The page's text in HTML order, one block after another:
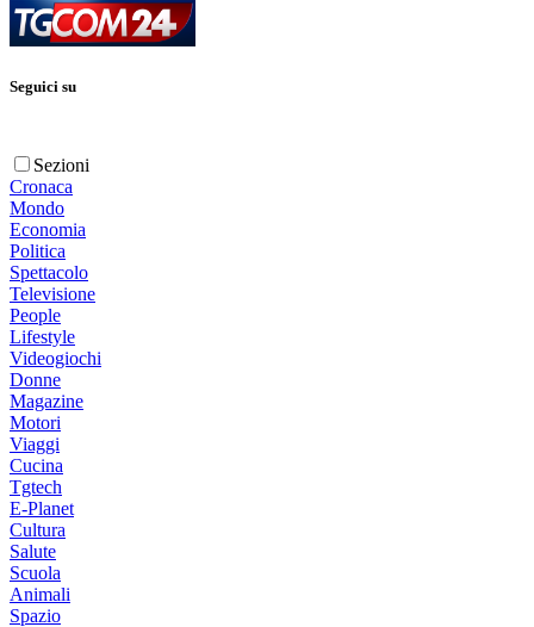
Seguici su
Sezioni
Cronaca
Mondo
Economia
Politica
Spettacolo
Televisione
People
Lifestyle
Videogiochi
Donne
Magazine
Motori
Viaggi
Cucina
Tgtech
E-Planet
Cultura
Salute
Scuola
Animali
Spazio